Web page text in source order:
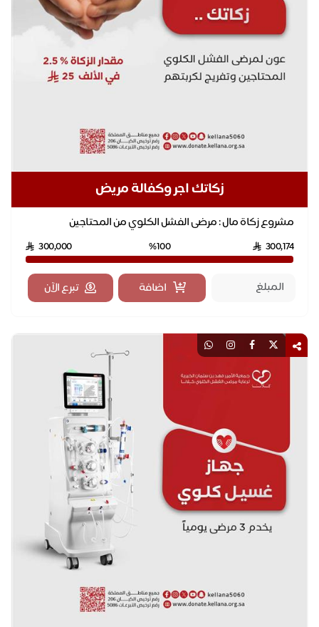
زكاتك اجر وكفالة مريض
مشروع زكاة مال : مرضى الفشل الكلوي من المحتاجين
المستحقين لزكاة المال. لذا بدفع زكاة مالك الى ال...
300,174
%100
300,000
اضافة تبرع الآن